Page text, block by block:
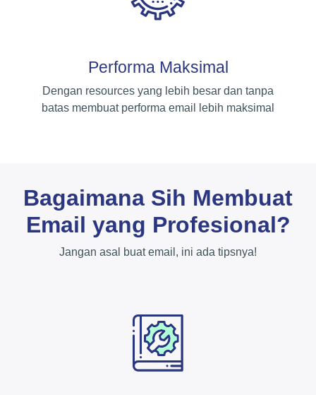
Performa Maksimal
Dengan resources yang lebih besar dan tanpa
batas membuat performa email lebih maksimal
Bagaimana Sih Membuat
Email yang Profesional?
Jangan asal buat email, ini ada tipsnya!